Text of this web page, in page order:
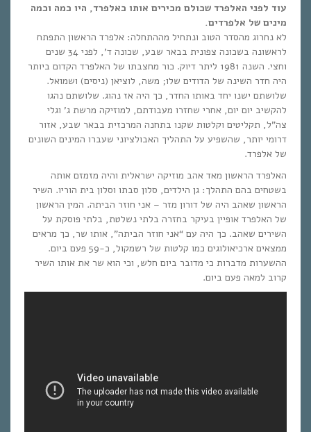
עוד לפני האלפרד שכולם מכירים אותו כאלפרד, היו כמה וכמה
מינים של אלפרדים.
לא נחרוג מהסדר הטוב ונתחיל מההתחלה: אלפרד הראשון התפתח
לראשונה בשכונה צפונית בבאר שבע, שכונה ד’, לפני 34 שנים
וחצי. השנה 1981 ליתר דיוק. כור מחצבתו של האלפרד הקדום ביותר
היה חדר השינה של הדודים שלו; משה, לוציאן (ניסים) ושמואל.
שלושתם ישנו יחד באותו החדר, כך היה אז נהוג. שלושתם נהגו
להקשיב יום יום, אחרי שחזרו מעבודתם, למוזיקה מרשת ג’ וגלי
צה”ל, תקליטים וקלטות שקנו בתחנה המרכזית בבאר שבע, אזור
דרומי יותר, שהשפיע על התהליך האבולציוני שעברו המינים השונים
של אלפרד.
האלפרד הראשון מאד אהב מוזיקה ישראלית והיה מזמזם אותה
בשטחים בהם התהלך: גן הילדים, סלון סבתו וסלון בית הוריו. השיר
הראשון שאהב היה של דורון מזר – אני חוזר הביתה. המין הראשון
של האלפרד אופיין בעיקר בחזרה בלתי נשלטת, בלתי פוסקת על
השירים שאהב. כך היה עם “אני חוזר הביתה”, אותו שר, כך מראים
ממצאים ארכיאולוגים כמו קלטות של רשמקול, כ-59 פעם ביום.
ההשערות מדברות כי מדובר ביום חלש, וכי הוא שר את אותו השיר
קרוב למאה פעם ביום.